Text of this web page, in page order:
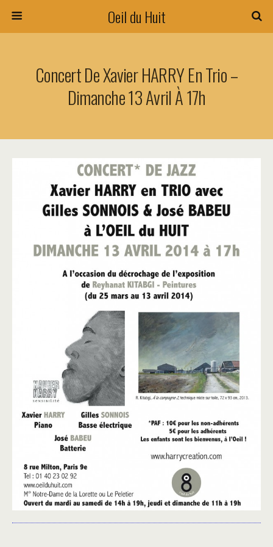
Oeil du Huit
Concert De Xavier HARRY En Trio –
Dimanche 13 Avril À 17h